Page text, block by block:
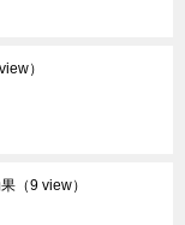
）
（9 view）